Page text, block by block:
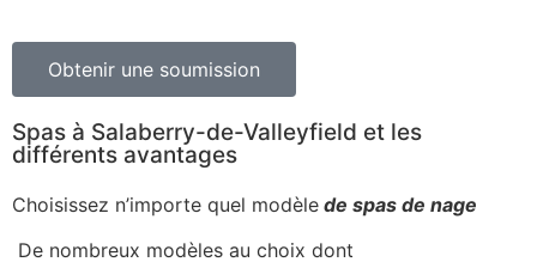
Obtenir une soumission
Spas à Salaberry-de-Valleyfield et les
différents avantages
Choisissez n’importe quel modèle de spas de nage
De nombreux modèles au choix dont